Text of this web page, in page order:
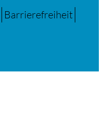
Barrierefreiheit